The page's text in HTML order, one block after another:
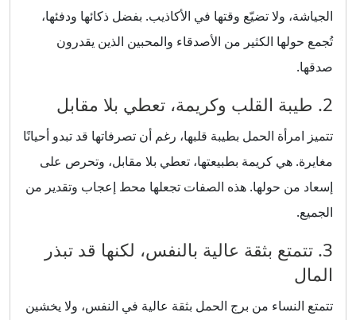
الجياشة، ولا تضيّع وقتها في الأكاذيب. بفضل ذكائها ودفئها،
تُجمع حولها الكثير من الأصدقاء والمحبين الذين يقدرون
صدقها.
2. طيبة القلب وكريمة، تعطي بلا مقابل
تتميز امرأة الحمل بطيبة قلبها، رغم أن تصرفاتها قد تبدو أحيانًا
مغايرة. هي كريمة بطبيعتها، تعطي بلا مقابل، وتحرص على
إسعاد من حولها. هذه الصفات تجعلها محط إعجاب وتقدير من
الجميع.
3. تتمتع بثقة عالية بالنفس، لكنها قد تبذر
المال
تتمتع النساء من برج الحمل بثقة عالية في النفس، ولا يخشين